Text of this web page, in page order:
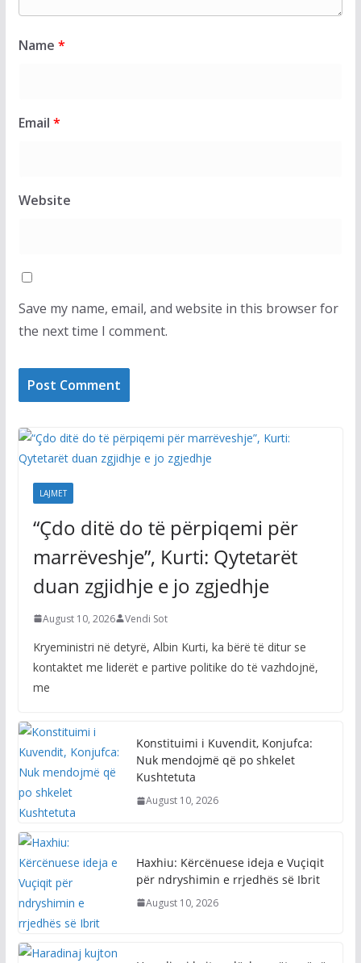
Name *
Email *
Website
Save my name, email, and website in this browser for
the next time I comment.
LAJMET
“Çdo ditë do të përpiqemi për
marrëveshje”, Kurti: Qytetarët
duan zgjidhje e jo zgjedhje
August 10, 2026 Vendi Sot
Kryeministri në detyrë, Albin Kurti, ka bërë të ditur se
kontaktet me liderët e partive politike do të vazhdojnë,
me
Konstituimi i Kuvendit, Konjufca:
Nuk mendojmë që po shkelet
Kushtetuta
August 10, 2026
Haxhiu: Kërcënuese ideja e Vuçiqit
për ndryshimin e rrjedhës së Ibrit
August 10, 2026